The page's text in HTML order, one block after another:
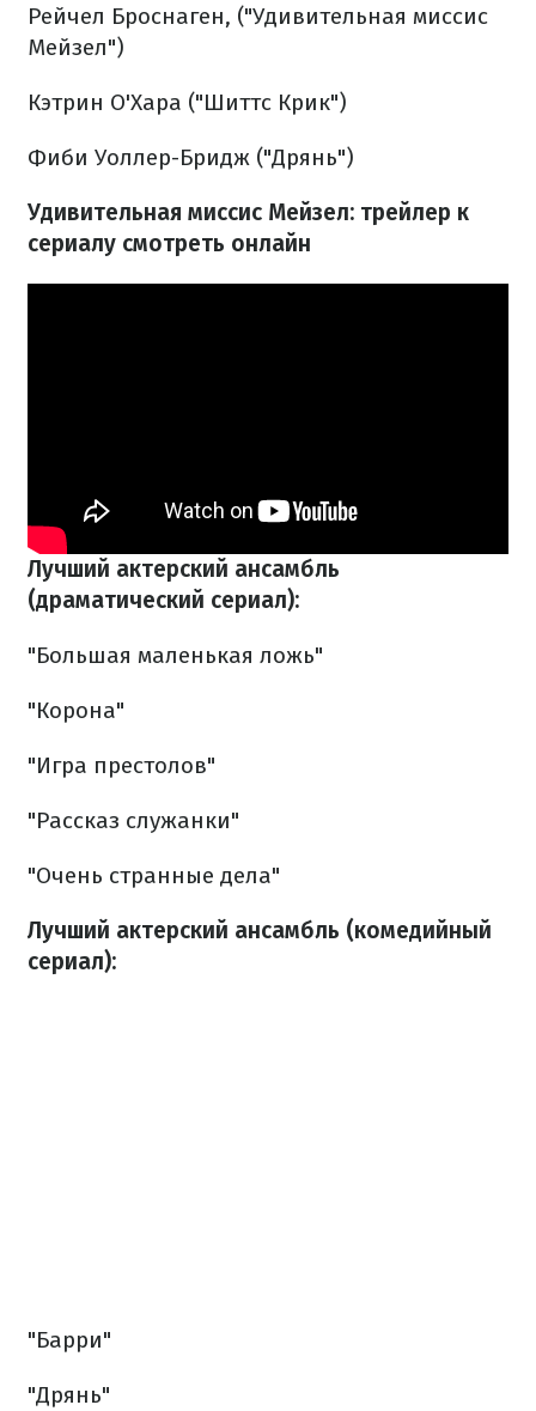
Рейчел Броснаген, ("Удивительная миссис
Мейзел")
Кэтрин О'Хара ("Шиттс Крик")
Фиби Уоллер-Бридж ("Дрянь")
Удивительная миссис Мейзел: трейлер к
сериалу смотреть онлайн
Лучший актерский ансамбль
(драматический сериал):
"Большая маленькая ложь"
"Корона"
"Игра престолов"
"Рассказ служанки"
"Очень странные дела"
Лучший актерский ансамбль (комедийный
сериал):
"Барри"
"Дрянь"